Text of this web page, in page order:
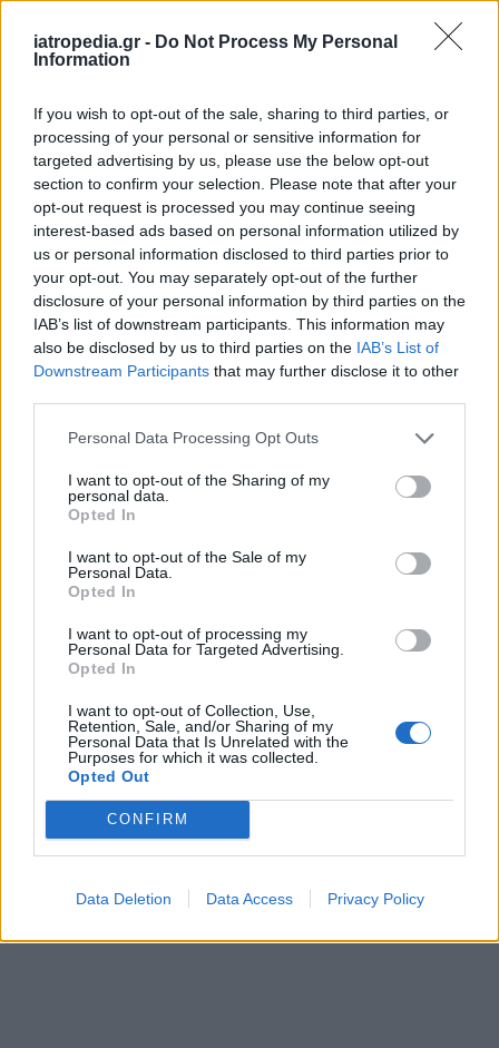
iatropedia.gr - Do Not Process My Personal
Information
If you wish to opt-out of the sale, sharing to third parties, or
processing of your personal or sensitive information for
targeted advertising by us, please use the below opt-out
section to confirm your selection. Please note that after your
opt-out request is processed you may continue seeing
interest-based ads based on personal information utilized by
us or personal information disclosed to third parties prior to
your opt-out. You may separately opt-out of the further
disclosure of your personal information by third parties on the
IAB’s list of downstream participants. This information may
also be disclosed by us to third parties on the IAB’s List of
Downstream Participants that may further disclose it to other
Personal Data Processing Opt Outs
I want to opt-out of the Sharing of my
personal data.
Opted In
I want to opt-out of the Sale of my
Personal Data.
Opted In
I want to opt-out of processing my
Personal Data for Targeted Advertising.
Opted In
I want to opt-out of Collection, Use,
Retention, Sale, and/or Sharing of my
Personal Data that Is Unrelated with the
Purposes for which it was collected.
Opted Out
CONFIRM
Data Deletion Data Access Privacy Policy
Κέντρο Υγείας
ΥΓΕΙΑ 05 Αυγούστου 2026 20:01
Πώς στυτική λειτουργία και σπέρμα «πλήττονται»
από τη ζέστη – Μέτρα προστασίας στις διακοπές
ΕΙΔΗΣΕΙΣ 05 Αυγούστου 2026 19:31
Γλυφάδα: Επιχείρηση διάσωσης 45χρονου που
παρασύρθηκε στα ανοιχτά